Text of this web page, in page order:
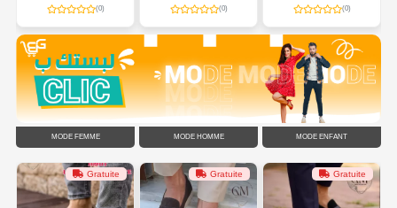
(0) (0) (0)
MODE FEMME MODE HOMME MODE ENFANT
Gratuite Gratuite Gratuite